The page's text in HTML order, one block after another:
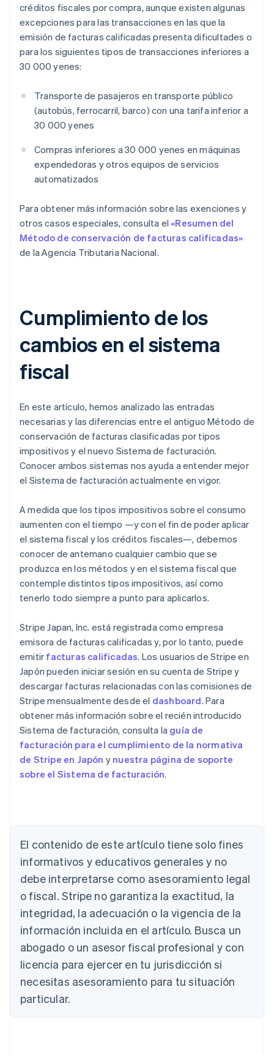
créditos fiscales por compra, aunque existen algunas
excepciones para las transacciones en las que la
emisión de facturas calificadas presenta dificultades o
para los siguientes tipos de transacciones inferiores a
30 000 yenes:
Transporte de pasajeros en transporte público
(autobús, ferrocarril, barco) con una tarifa inferior a
30 000 yenes
Compras inferiores a 30 000 yenes en máquinas
expendedoras y otros equipos de servicios
automatizados
Para obtener más información sobre las exenciones y
otros casos especiales, consulta el «Resumen del
Método de conservación de facturas calificadas»
de la Agencia Tributaria Nacional.
Cumplimiento de los
cambios en el sistema
fiscal
En este artículo, hemos analizado las entradas
necesarias y las diferencias entre el antiguo Método de
conservación de facturas clasificadas por tipos
impositivos y el nuevo Sistema de facturación.
Conocer ambos sistemas nos ayuda a entender mejor
el Sistema de facturación actualmente en vigor.
A medida que los tipos impositivos sobre el consumo
aumenten con el tiempo —y con el fin de poder aplicar
el sistema fiscal y los créditos fiscales—, debemos
conocer de antemano cualquier cambio que se
produzca en los métodos y en el sistema fiscal que
contemple distintos tipos impositivos, así como
tenerlo todo siempre a punto para aplicarlos.
Stripe Japan, Inc. está registrada como empresa
emisora de facturas calificadas y, por lo tanto, puede
emitir facturas calificadas. Los usuarios de Stripe en
Japón pueden iniciar sesión en su cuenta de Stripe y
descargar facturas relacionadas con las comisiones de
Stripe mensualmente desde el dashboard. Para
obtener más información sobre el recién introducido
Sistema de facturación, consulta la guía de
facturación para el cumplimiento de la normativa
de Stripe en Japón y nuestra página de soporte
sobre el Sistema de facturación.
El contenido de este artículo tiene solo fines
informativos y educativos generales y no
debe interpretarse como asesoramiento legal
o fiscal. Stripe no garantiza la exactitud, la
integridad, la adecuación o la vigencia de la
información incluida en el artículo. Busca un
abogado o un asesor fiscal profesional y con
licencia para ejercer en tu jurisdicción si
necesitas asesoramiento para tu situación
particular.
Australia
English
Austria
DeutschEnglish
Bélgica
Brasil
PortuguêsEnglish
Bulgaria
English
Canadá
EnglishFrançais
China continental
简体中文 English
Chipre